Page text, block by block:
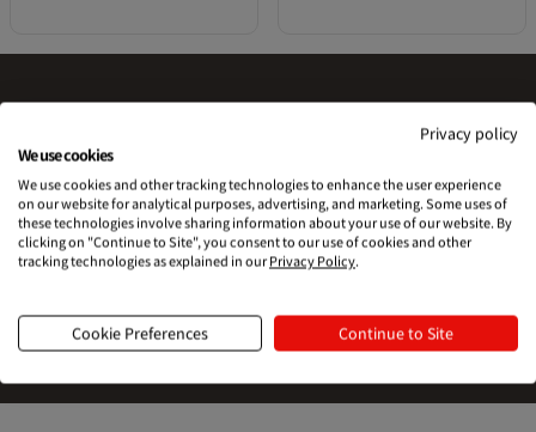
Printfulを試す準備はできました
か？
Privacy policy
We use cookies
We use cookies and other tracking technologies to enhance the user experience
on our website for analytical purposes, advertising, and marketing. Some uses of
these technologies involve sharing information about your use of our website. By
clicking on "Continue to Site", you consent to our use of cookies and other
tracking technologies as explained in ourPrivacy Policy.
Cookie Preferences Continue to Site